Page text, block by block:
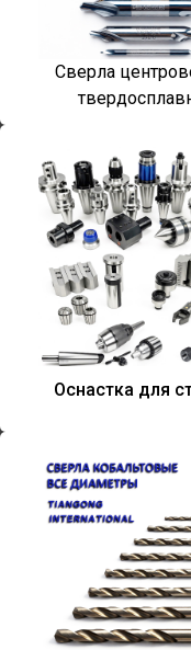
Сверла
Оснастка для